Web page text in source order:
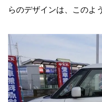
らのデザインは、このよ